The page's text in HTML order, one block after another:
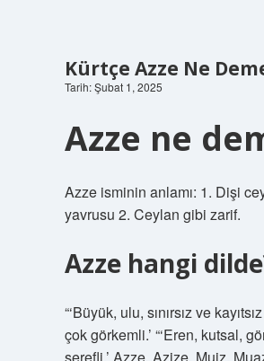
Kürtçe Azze Ne
Tarih: Şubat 1, 2025
Azze ne
Azze isminin anlamı: 1. Dişi
yavrusu 2. Ceylan gibi zarif.
Azze hangi
“‘Büyük, ulu, sınırsız ve
çok görkemli.’ “‘Eren, kutsal,